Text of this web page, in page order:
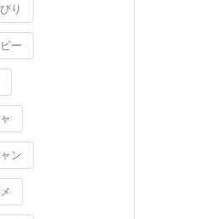
り
ー
ン